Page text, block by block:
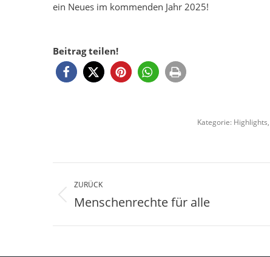
ein Neues im kommenden Jahr 2025!
Beitrag teilen!
Kategorie: Highlights,
Kommentarnavigation
ZURÜCK
Vorheriger
Menschenrechte für alle